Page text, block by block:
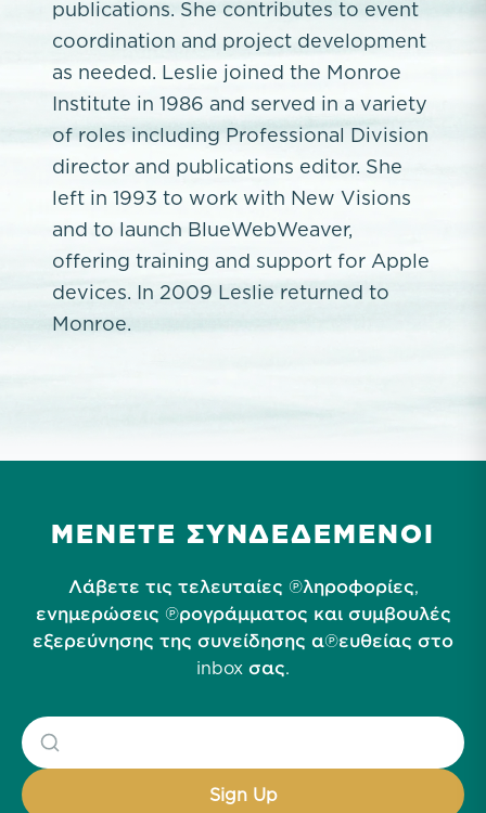
publications. She contributes to event
coordination and project development
as needed. Leslie joined the Monroe
Institute in 1986 and served in a variety
of roles including Professional Division
director and publications editor. She
left in 1993 to work with New Visions
and to launch BlueWebWeaver,
offering training and support for Apple
devices. In 2009 Leslie returned to
Monroe.
ΜΕΝΕΤΕ ΣΥΝΔΕΔΕΜΕΝΟΙ
Λάβετε τις τελευταίες πληροφορίες,
ενημερώσεις προγράμματος και συμβουλές
εξερεύνησης της συνείδησης απευθείας στο
inbox σας.